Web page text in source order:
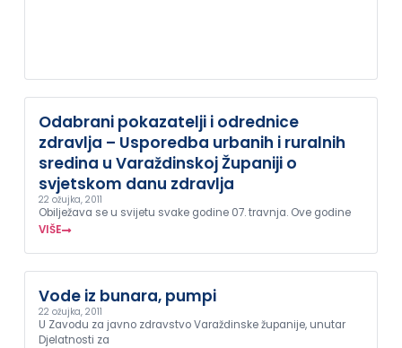
Odabrani pokazatelji i odrednice
zdravlja – Usporedba urbanih i ruralnih
sredina u Varaždinskoj Županiji o
svjetskom danu zdravlja
22 ožujka, 2011
Obilježava se u svijetu svake godine 07. travnja. Ove godine
VIŠE
Vode iz bunara, pumpi
22 ožujka, 2011
U Zavodu za javno zdravstvo Varaždinske županije, unutar
Djelatnosti za